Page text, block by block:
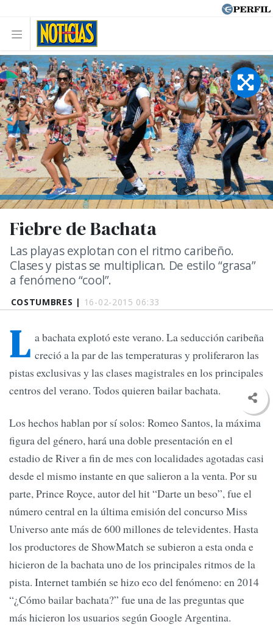
COSTUMBRES | 16-02-2015 06:33
Fiebre de Bachata
Las playas explotan con el ritmo caribeño.
Clases y pistas se multiplican. De estilo “grasa”
a fenómeno “cool”.
L a bachata explotó este verano. La seducción caribeña
creció a la par de las temperaturas y proliferaron las
pistas exclusivas y las clases magistrales en los principales
centros del verano. Todos quieren bailar bachata.
Los hechos hablan por sí solos: Romeo Santos, la máxima
figura del género, hará una doble presentación en el
estadio de River a fin de mes con localidades agotadas casi
desde el mismo instante en que salieron a la venta. Por su
parte, Prince Royce, autor del hit “Darte un beso”, fue el
número central en la última emisión del concurso Miss
Universo ante más de 600 millones de televidentes. Hasta
los productores de ShowMatch se subieron a esta onda e
hicieron de la bachata uno de los principales ritmos de la
pista. Internet también se hizo eco del fenómeno: en 2014
“¿Cómo bailar bachata?” fue una de las preguntas que
más hicieron los usuarios según Google Argentina.